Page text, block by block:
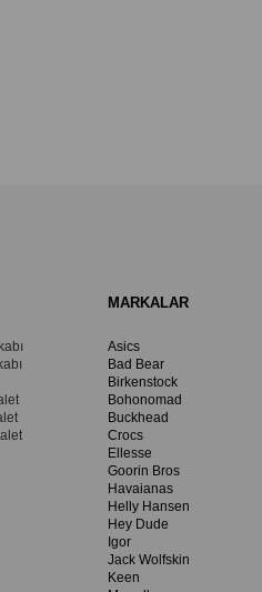
MARKALAR
Asics
Bad Bear
Birkenstock
Bohonomad
Buckhead
Crocs
Ellesse
Goorin Bros
Havaianas
Helly Hansen
Hey Dude
Igor
Jack Wolfskin
Keen